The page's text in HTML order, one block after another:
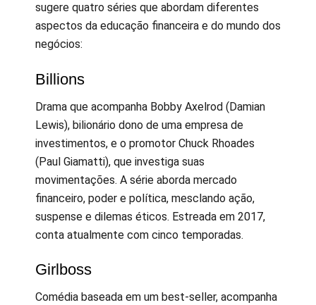
sugere quatro séries que abordam diferentes
aspectos da educação financeira e do mundo dos
negócios:
Billions
Drama que acompanha Bobby Axelrod (Damian
Lewis), bilionário dono de uma empresa de
investimentos, e o promotor Chuck Rhoades
(Paul Giamatti), que investiga suas
movimentações. A série aborda mercado
financeiro, poder e política, mesclando ação,
suspense e dilemas éticos. Estreada em 2017,
conta atualmente com cinco temporadas.
Girlboss
Comédia baseada em um best-seller, acompanha